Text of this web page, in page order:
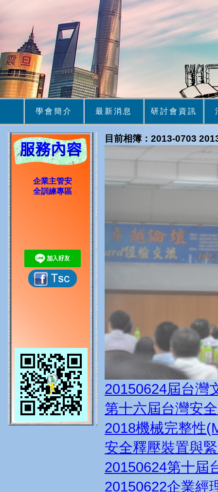
學會簡介 最新消息 研討會資訊
企業主管安
全訓練專區
目前相簿：2013-0703
20150624屆台灣
第十六屆台灣安
2018機械完整性
安全釋壓裝置與
20150624第十屆
20150622企業經